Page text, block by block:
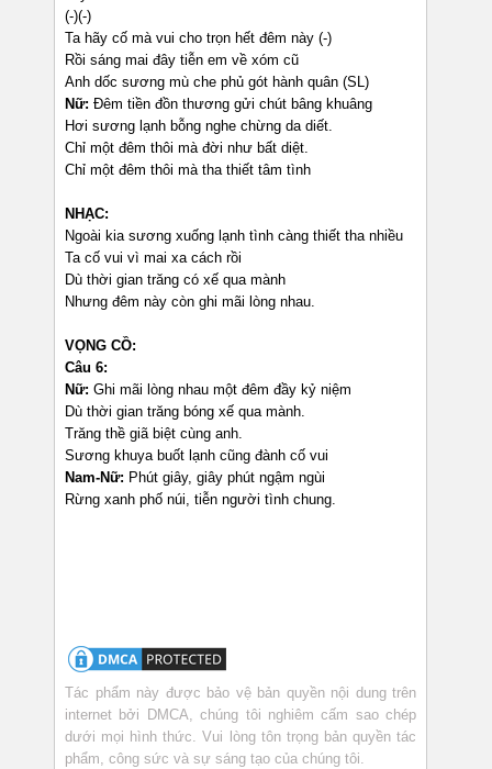
(-)(-)
Ta hãy cố mà vui cho trọn hết đêm này (-)
Rồi sáng mai đây tiễn em về xóm cũ
Anh dốc sương mù che phủ gót hành quân (SL)
Nữ: Đêm tiền đồn thương gửi chút bâng khuâng
Hơi sương lạnh bỗng nghe chừng da diết.
Chỉ một đêm thôi mà đời như bất diệt.
Chỉ một đêm thôi mà tha thiết tâm tình
NHẠC:
Ngoài kia sương xuống lạnh tình càng thiết tha nhiều
Ta cố vui vì mai xa cách rồi
Dù thời gian trăng có xế qua mành
Nhưng đêm này còn ghi mãi lòng nhau.
VỌNG CỒ:
Câu 6:
Nữ: Ghi mãi lòng nhau một đêm đầy kỷ niệm
Dù thời gian trăng bóng xế qua mành.
Trăng thề giã biệt cùng anh.
Sương khuya buốt lạnh cũng đành cố vui
Nam-Nữ: Phút giây, giây phút ngậm ngùi
Rừng xanh phố núi, tiễn người tình chung.
Tác phẩm này được bảo vệ bản quyền nội dung trên
internet bởi DMCA, chúng tôi nghiêm cấm sao chép
dưới mọi hình thức. Vui lòng tôn trọng bản quyền tác
phẩm, công sức và sự sáng tạo của chúng tôi.